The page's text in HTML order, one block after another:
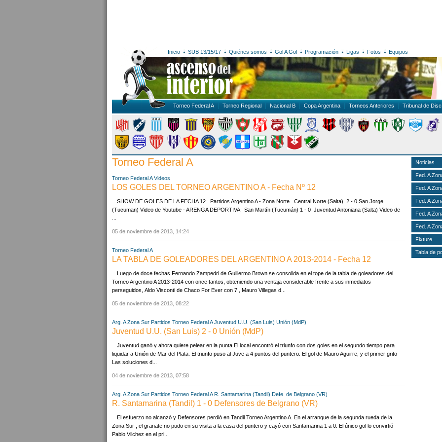
Inicio SUB 13/15/17 Quiénes somos Gol A Gol Programación Ligas Fotos Equipos
Torneo Federal A Torneo Regional Nacional B Copa Argentina Torneos Anteriores Tribunal de
Torneo Federal A
Torneo Federal A Videos
LOS GOLES DEL TORNEO ARGENTINO A - Fecha Nº 12
SHOW DE GOLES DE LA FECHA 12 Partidos Argentino A - Zona Norte Central Norte (Salta) 2 - 0 San Jorge
(Tucuman) Video de Youtube - ARENGA DEPORTIVA San Martín (Tucumán) 1 - 0 Juventud Antoniana (Salta) Video de
05 de noviembre de 2013, 14:24
Torneo Federal A
LA TABLA DE GOLEADORES DEL ARGENTINO A 2013-2014 - Fecha 12
Luego de doce fechas Fernando Zampedri de Guillermo Brown se consolida en el tope de la tabla de goleadores del
Torneo Argentino A 2013-2014 con once tantos, obteniendo una ventaja considerable frente a sus inmediatos
perseguidos, Aldo Visconti de Chaco For Ever con 7 , Mauro Villegas d...
05 de noviembre de 2013, 08:22
Arg. A Zona Sur Partidos Torneo Federal A Juventud U.U. (San Luis) Unión (MdP)
Juventud U.U. (San Luis) 2 - 0 Unión (MdP)
Juventud ganó y ahora quiere pelear en la punta El local encontró el triunfo con dos goles en el segundo tiempo para
liquidar a Unión de Mar del Plata. El triunfo puso al Juve a 4 puntos del puntero. El gol de Mauro Aguirre, y el primer grito
Las soluciones d...
04 de noviembre de 2013, 07:58
Arg. A Zona Sur Partidos Torneo Federal A R. Santamarina (Tandil) Defe. de Belgrano (VR)
R. Santamarina (Tandil) 1 - 0 Defensores de Belgrano (VR)
El esfuerzo no alcanzó y Defensores perdió en Tandil Torneo Argentino A. En el arranque de la segunda rueda de la
Zona Sur , el granate no pudo en su visita a la casa del puntero y cayó con Santamarina 1 a 0. El único gol lo convirtió
Pablo Vilchez en el pri...
Noticias
Fed. A
Fed. A
Fed. A
Fed. A
Fed. A
Fixture
Tabla de